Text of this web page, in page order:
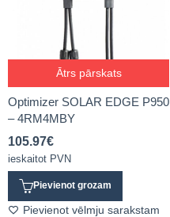
Ātrs pārskats
Optimizer SOLAR EDGE P950
– 4RM4MBY
105.97€
ieskaitot PVN
Pievienot grozam
Pievienot vēlmju sarakstam